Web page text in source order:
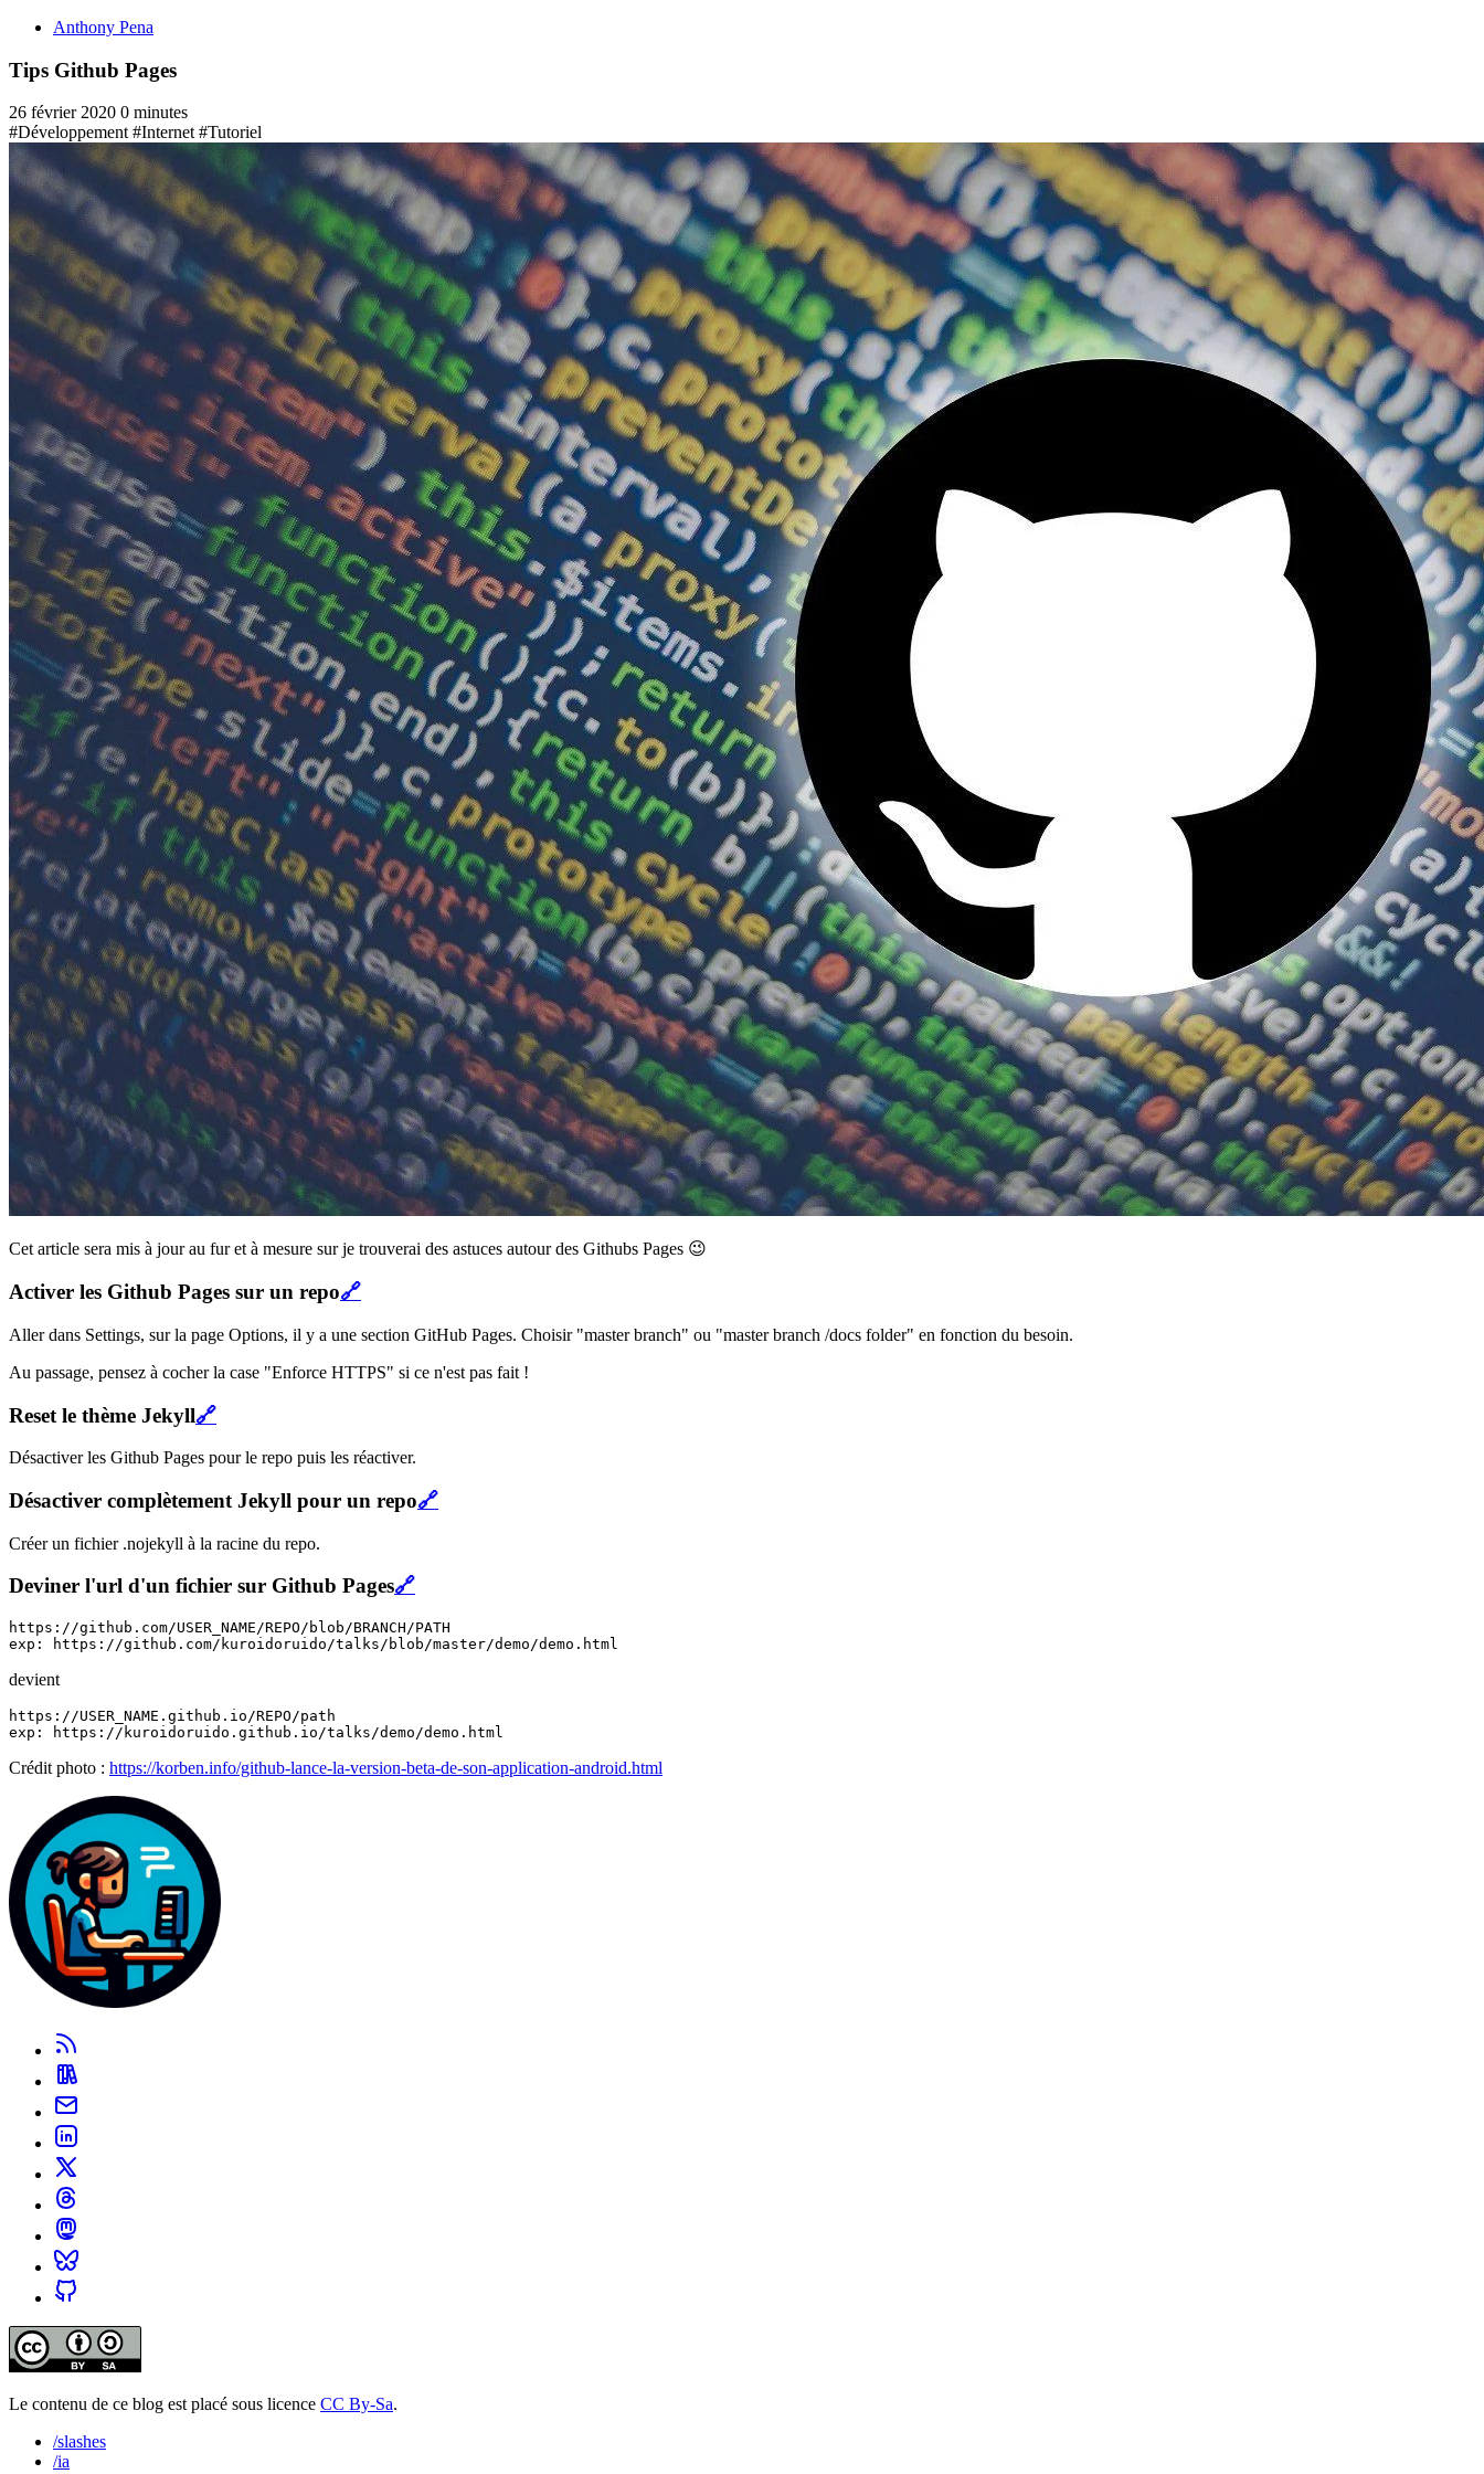
Anthony Pena
Tips Github Pages
26 février 2020 0 minutes
#Développement #Internet #Tutoriel
Cet article sera mis à jour au fur et à mesure sur je trouverai des astuces autour des Githubs Pages 😉
Activer les Github Pages sur un repo🔗
Aller dans Settings, sur la page Options, il y a une section GitHub Pages. Choisir "master branch" ou "master branch /docs folder" en fonction du besoin.
Au passage, pensez à cocher la case "Enforce HTTPS" si ce n'est pas fait !
Reset le thème Jekyll🔗
Désactiver les Github Pages pour le repo puis les réactiver.
Désactiver complètement Jekyll pour un repo🔗
Créer un fichier .nojekyll à la racine du repo.
Deviner l'url d'un fichier sur Github Pages🔗
https://github.com/USER_NAME/REPO/blob/BRANCH/PATH
devient
https://USER_NAME.github.io/REPO/path
Crédit photo : https://korben.info/github-lance-la-version-beta-de-son-application-android.html
Le contenu de ce blog est placé sous licence CC By-Sa.
/slashes
/ia